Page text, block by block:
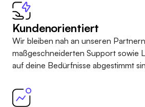
Kundenorientiert
Wir bleiben nah an unseren
maßgeschneiderten Support sowie
auf deine Bedürfnisse abgestimmt